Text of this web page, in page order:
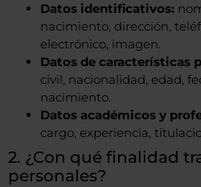
Datos identificativos:
nacimiento, dirección,
electrónico, imagen.
Datos de características
civil, nacionalidad, edad,
nacimiento.
Datos académicos y
cargo, experiencia,
2. ¿Con qué finalidad
personales?